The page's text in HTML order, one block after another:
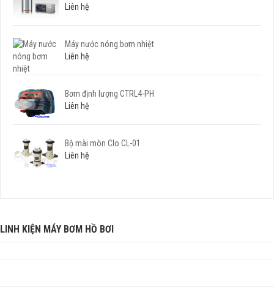
Liên hệ
Máy nước nóng bơm nhiệt
Liên hệ
Bơm định lượng CTRL4-PH
Liên hệ
Bộ mài mòn Clo CL-01
Liên hệ
LINH KIỆN MÁY BƠM HỒ BƠI